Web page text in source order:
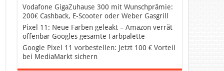
Vodafone GigaZuhause 300 mit Wunschprämie:
200€ Cashback, E-Scooter oder Weber Gasgrill
Pixel 11: Neue Farben geleakt – Amazon verrät
offenbar Googles gesamte Farbpalette
Google Pixel 11 vorbestellen: Jetzt 100 € Vorteil
bei MediaMarkt sichern